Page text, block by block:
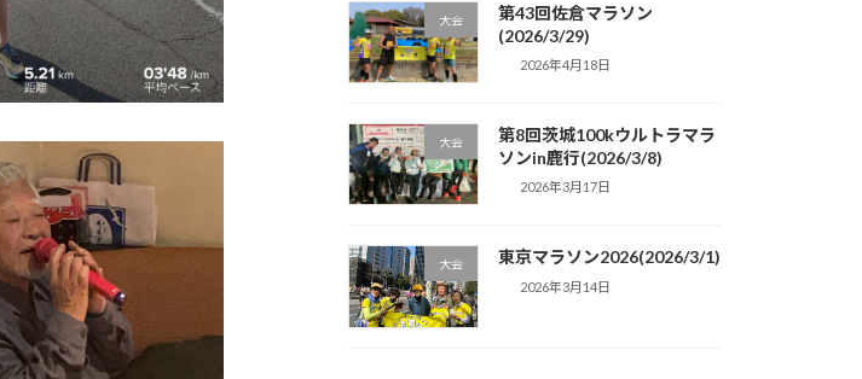
大会
第43回佐倉マラソン
(2026/3/29)
2026年4月18日
大会
第8回茨城100kウルトラマラ
ソンin鹿行(2026/3/8)
2026年3月17日
大会 東京マラソン2026(2026/3/1)
2026年3月14日